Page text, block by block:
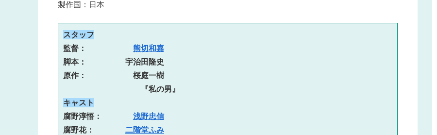
製作国：日本
スタッフ
監督： 熊切和嘉
脚本：　　　　　宇治田隆史
原作：　　　　　　桜庭一樹
キャスト
腐野淳悟： 浅野忠信
腐野花： 二階堂ふみ